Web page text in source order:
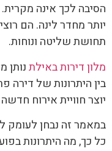
יותר מחדר לינה. הם
תחושת שליטה ונוחות.
מלון דירות באילתנותן
בין היתרונות של דירה
יוצר חוויית אירוח
במאמר זה נבחן לעומק
כל כך, מה היתרונות